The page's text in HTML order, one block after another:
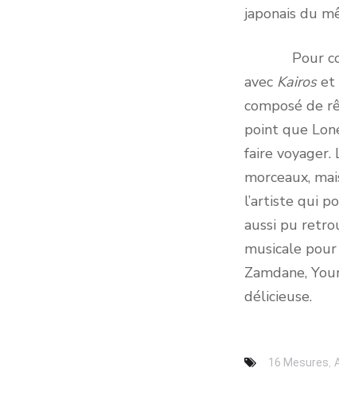
japonais du
Pour
avec Kairoset
composé de
point que
faire voyager.
morceaux,
l’artiste qui
aussi pu
musicale
Zamdane,
délicieuse.
16 Mesures,